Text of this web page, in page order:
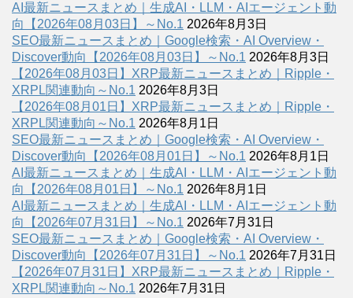
AI最新ニュースまとめ｜生成AI・LLM・AIエージェント動
向【2026年08月03日】～No.1 2026年8月3日
SEO最新ニュースまとめ｜Google検索・AI Overview・
Discover動向【2026年08月03日】～No.1 2026年8月3日
【2026年08月03日】XRP最新ニュースまとめ｜Ripple・
XRPL関連動向～No.1 2026年8月3日
【2026年08月01日】XRP最新ニュースまとめ｜Ripple・
XRPL関連動向～No.1 2026年8月1日
SEO最新ニュースまとめ｜Google検索・AI Overview・
Discover動向【2026年08月01日】～No.1 2026年8月1日
AI最新ニュースまとめ｜生成AI・LLM・AIエージェント動
向【2026年08月01日】～No.1 2026年8月1日
AI最新ニュースまとめ｜生成AI・LLM・AIエージェント動
向【2026年07月31日】～No.1 2026年7月31日
SEO最新ニュースまとめ｜Google検索・AI Overview・
Discover動向【2026年07月31日】～No.1 2026年7月31日
【2026年07月31日】XRP最新ニュースまとめ｜Ripple・
XRPL関連動向～No.1 2026年7月31日